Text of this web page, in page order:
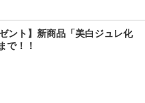
ント】新商品「美白ジュレ化
で！！